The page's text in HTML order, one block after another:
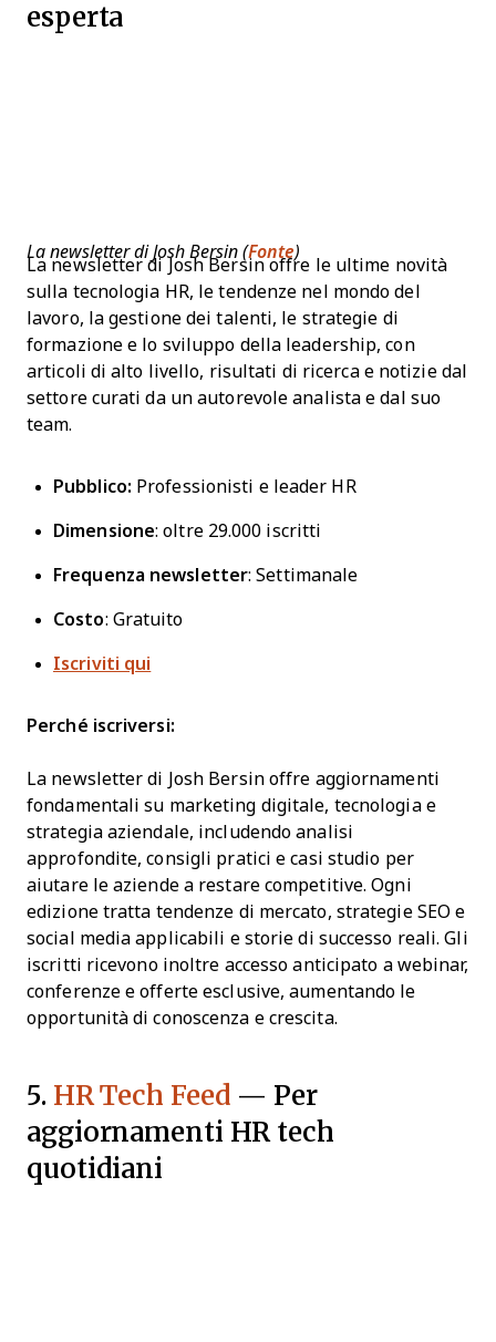
esperta
La newsletter di Josh Bersin (Fonte)
La newsletter di Josh Bersin offre le ultime novità
sulla tecnologia HR, le tendenze nel mondo del
lavoro, la gestione dei talenti, le strategie di
formazione e lo sviluppo della leadership, con
articoli di alto livello, risultati di ricerca e notizie dal
settore curati da un autorevole analista e dal suo
team.
Pubblico: Professionisti e leader HR
Dimensione: oltre 29.000 iscritti
Frequenza newsletter: Settimanale
Costo: Gratuito
Iscriviti qui
Perché iscriversi:
La newsletter di Josh Bersin offre aggiornamenti
fondamentali su marketing digitale, tecnologia e
strategia aziendale, includendo analisi
approfondite, consigli pratici e casi studio per
aiutare le aziende a restare competitive. Ogni
edizione tratta tendenze di mercato, strategie SEO e
social media applicabili e storie di successo reali. Gli
iscritti ricevono inoltre accesso anticipato a webinar,
conferenze e offerte esclusive, aumentando le
opportunità di conoscenza e crescita.
5. HR Tech Feed — Per
aggiornamenti HR tech
quotidiani